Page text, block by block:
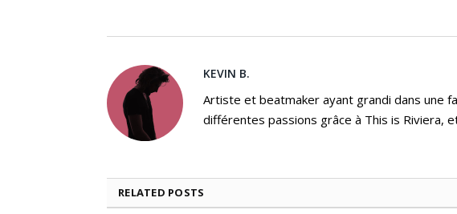
KEVIN B.
Artiste et beatmaker ayant grandi dans une
différentes passions grâce à This is Riviera,
RELATED POSTS